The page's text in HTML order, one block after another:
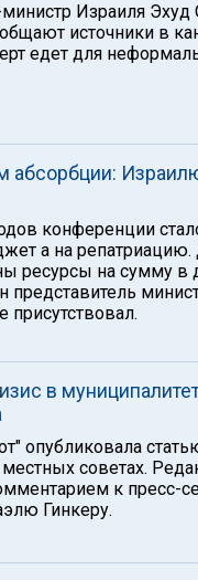
Израиля Эхуд
источники в
едет для
абсорбции:
конференции
а на репатриацию.
ресурсы на сумму в
в
опубликовала
советах.
к пресс-
Гинкеру.